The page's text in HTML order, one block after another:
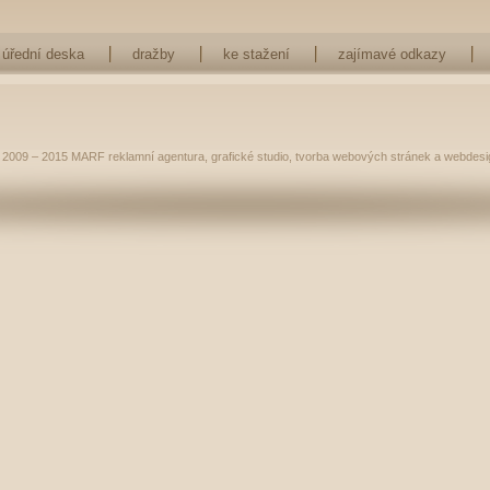
úřední deska dražby ke stažení zajímavé odkazy
– 2015 MARF reklamní agentura, grafické studio, tvorba webových stránek a